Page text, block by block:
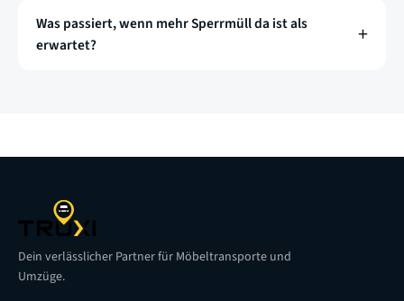
Was passiert, wenn mehr Sperrmüll da ist als
erwartet?
Dein verlässlicher Partner für Möbeltransporte und
Umzüge.